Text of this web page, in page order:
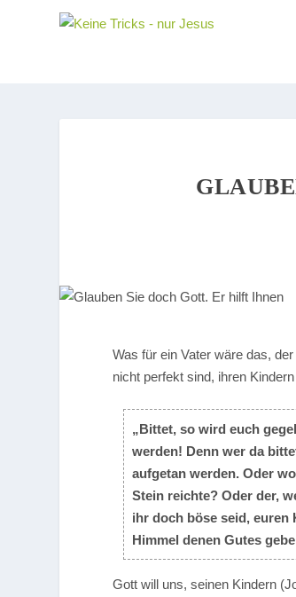
Was für ein Vater wäre das,
nicht perfekt sind, ihren
„Bittet, so wird euch
werden! Denn wer da
aufgetan werden. Oder
Stein reichte? Oder der,
ihr doch böse seid, euren
Himmel denen Gutes
Gott will uns, seinen Kindern